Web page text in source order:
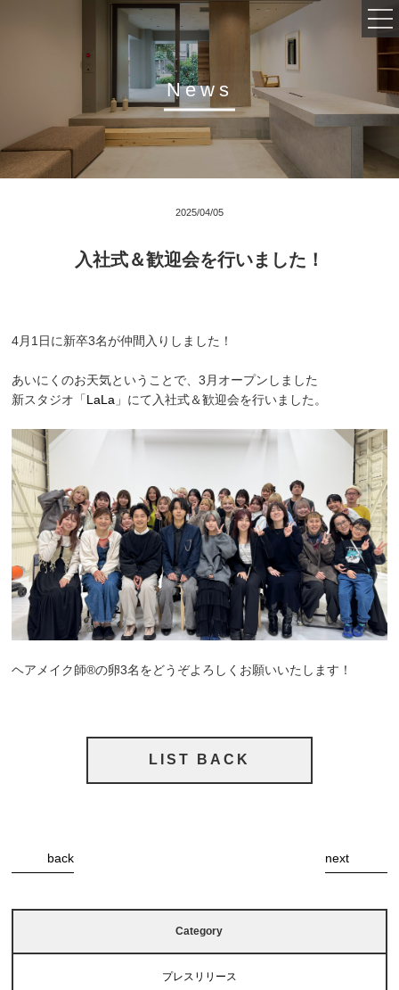
News
会社概要
2025/04/05
入社式＆歓迎会を行いました！
4月1日に新卒3名が仲間入りしました！
あいにくのお天気ということで、3月オープンしました
新スタジオ「LaLa 」にて入社式＆歓迎会を行いました。
ヘアメイク師®︎の卵3名をどうぞよろしくお願いいたします！
LIST BACK
back next
Category
プレスリリース